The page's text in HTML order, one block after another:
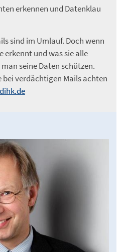
erkennen und Datenklau
sind im Umlauf. Doch wenn
erkennt und was sie alle
seine Daten schützen.
bei verdächtigen Mails achten